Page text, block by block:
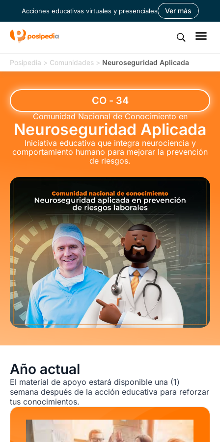
Acciones educativas virtuales y presenciales Ver más
Posipedia > Comunidades > Neuroseguridad Aplicada
CO - 34
Comunidad Nacional de Conocimiento en
Neuroseguridad Aplicada
Iniciativa educativa que integra neurociencia y
comportamiento humano para mejorar la prevención
de riesgos.
Año actual
El material de apoyo estará disponible una (1)
semana después de la acción educativa para reforzar
tus conocimientos.